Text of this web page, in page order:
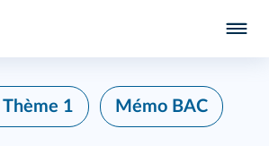
1 Mémo BAC